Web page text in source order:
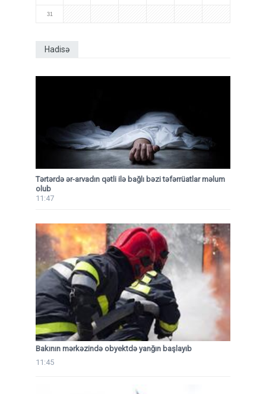
31
Hadisə
Tərtərdə ər-arvadın qətli ilə bağlı bəzi təfərrüatlar məlum
olub
11:47
Bakının mərkəzində obyektdə yanğın başlayıb
11:45